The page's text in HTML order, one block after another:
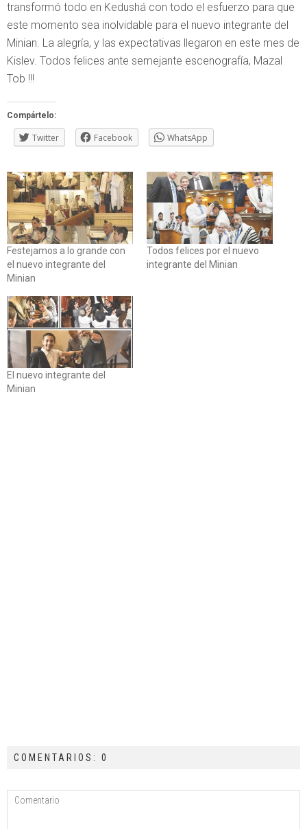
transformó todo en Kedushá con todo el esfuerzo para que
este momento sea inolvidable para el nuevo integrante del
Minian. La alegría, y las expectativas llegaron en este mes de
Kislev. Todos felices ante semejante escenografía, Mazal
Tob !!!
Compártelo:
Twitter Facebook WhatsApp
Festejamos a lo grande con
el nuevo integrante del
Minian
Todos felices por el nuevo
integrante del Minian
El nuevo integrante del
Minian
COMENTARIOS: 0